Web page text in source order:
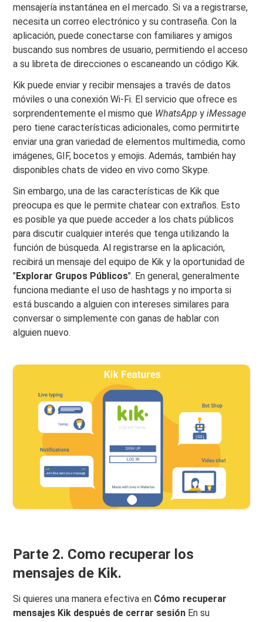
mensajería instantánea en el mercado. Si va a registrarse,
necesita un correo electrónico y su contraseña. Con la
aplicación, puede conectarse con familiares y amigos
buscando sus nombres de usuario, permitiendo el acceso
a su libreta de direcciones o escaneando un código Kik.
Kik puede enviar y recibir mensajes a través de datos
móviles o una conexión Wi-Fi. El servicio que ofrece es
sorprendentemente el mismo que WhatsApp yiMessage
pero tiene características adicionales, como permitirte
enviar una gran variedad de elementos multimedia, como
imágenes, GIF, bocetos y emojis. Además, también hay
disponibles chats de video en vivo como Skype.
Sin embargo, una de las características de Kik que
preocupa es que le permite chatear con extraños. Esto
es posible ya que puede acceder a los chats públicos
para discutir cualquier interés que tenga utilizando la
función de búsqueda. Al registrarse en la aplicación,
recibirá un mensaje del equipo de Kik y la oportunidad de
"Explorar Grupos Públicos". En general, generalmente
funciona mediante el uso de hashtags y no importa si
está buscando a alguien con intereses similares para
conversar o simplemente con ganas de hablar con
alguien nuevo.
Parte 2. Como recuperar los
mensajes de Kik.
Si quieres una manera efectiva en Cómo recuperar
mensajes Kik después de cerrar sesión En su